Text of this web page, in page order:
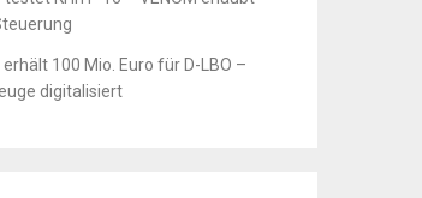
100 Mio. Euro für D-LBO –
digitalisiert